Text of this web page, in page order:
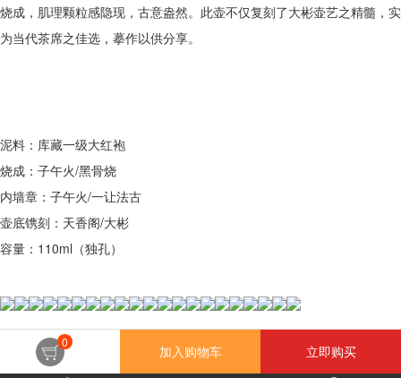
烧成，肌理颗粒感隐现，古意盎然。此壶不仅复刻了大彬壶艺之精髓，实
为当代茶席之佳选，摹作以供分享。
泥料：库藏一级大红袍
烧成：子午火/黑骨烧
内墙章：子午火/一让法古
壶底镌刻：天香阁/大彬
容量：110ml（独孔）
0
立即购买
加入购物车